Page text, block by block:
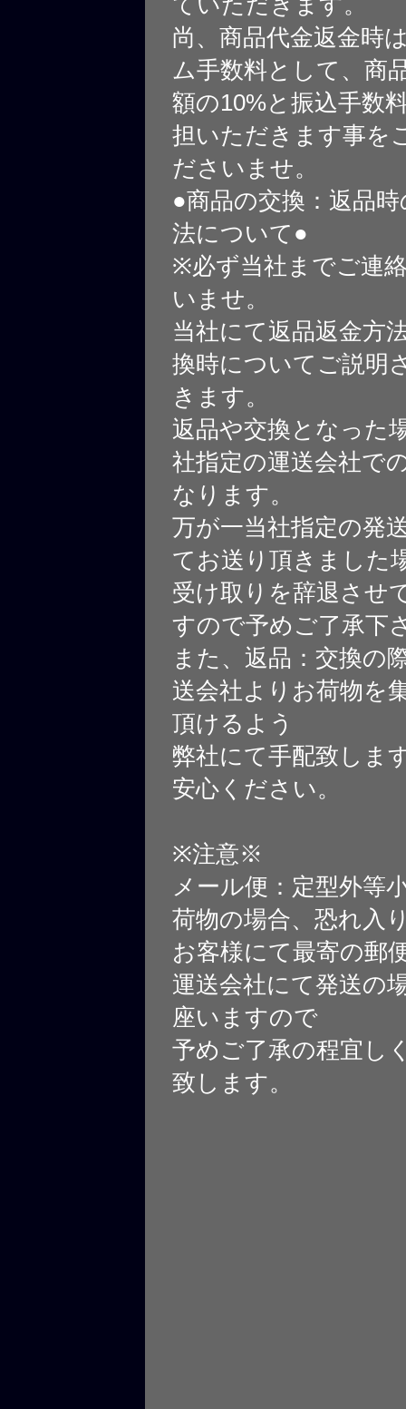
尚、商品代金返金時
ム手数料として、商
額の10%と振込手数
担いただきます事を
ださいませ。
●商品の交換：返品
法について●
※必ず当社までご連
いませ。
当社にて返品返金方
換時についてご説明
きます。
返品や交換となった
社指定の運送会社で
なります。
万が一当社指定の発
てお送り頂きました
受け取りを辞退させ
すので予めご了承下
また、返品：交換の
送会社よりお荷物を
頂けるよう
弊社にて手配致しま
安心ください。
※注意※
メール便：定型外等
荷物の場合、恐れ入
お客様にて最寄の郵
運送会社にて発送の
座いますので
予めご了承の程宜し
致します。